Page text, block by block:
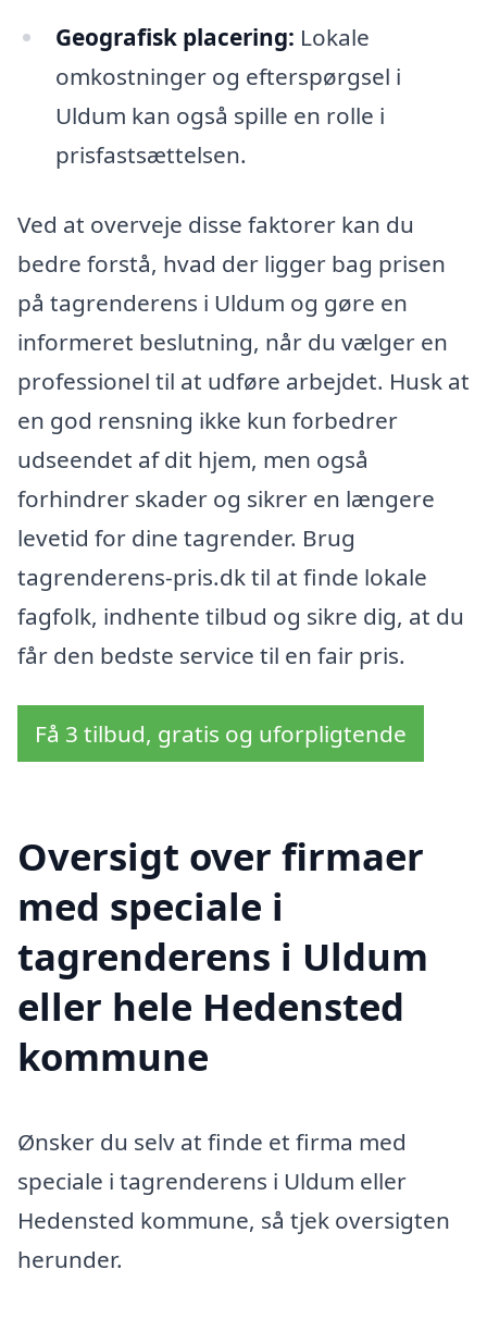
Geografisk placering: Lokale
omkostninger og efterspørgsel i
Uldum kan også spille en rolle i
prisfastsættelsen.
Ved at overveje disse faktorer kan du
bedre forstå, hvad der ligger bag prisen
på tagrenderens i Uldum og gøre en
informeret beslutning, når du vælger en
professionel til at udføre arbejdet. Husk at
en god rensning ikke kun forbedrer
udseendet af dit hjem, men også
forhindrer skader og sikrer en længere
levetid for dine tagrender. Brug
tagrenderens-pris.dk til at finde lokale
fagfolk, indhente tilbud og sikre dig, at du
får den bedste service til en fair pris.
Få 3 tilbud, gratis og uforpligtende
Oversigt over firmaer
med speciale i
tagrenderens i Uldum
eller hele Hedensted
kommune
Ønsker du selv at finde et firma med
speciale i tagrenderens i Uldum eller
Hedensted kommune, så tjek oversigten
herunder.